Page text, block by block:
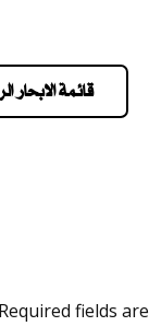
قائمة الابحار
Required fields are